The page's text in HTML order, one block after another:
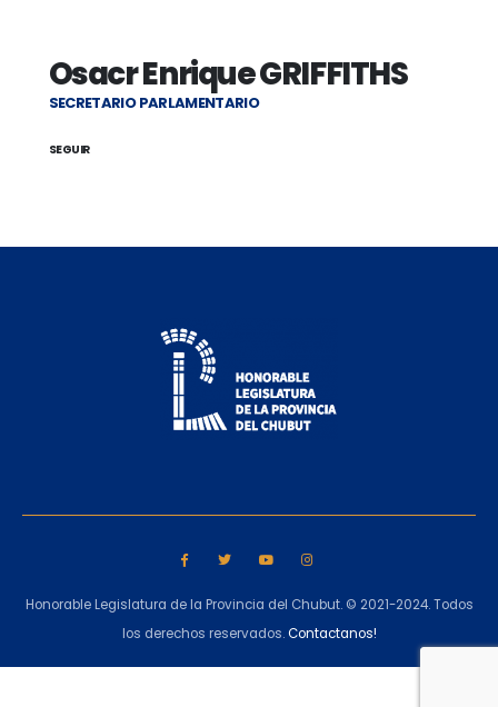
Osacr Enrique GRIFFITHS
SECRETARIO PARLAMENTARIO
SEGUIR
Honorable Legislatura de la Provincia del Chubut. © 2021-2024. Todos
los derechos reservados.Contactanos!